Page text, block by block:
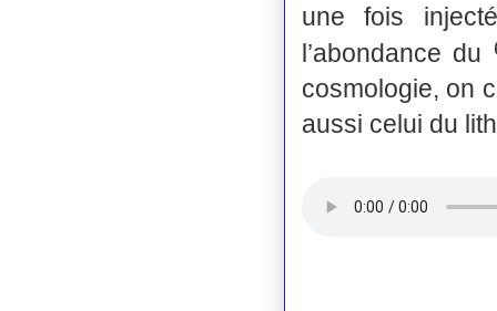
une fois
l’abondance du
cosmologie, on
aussi celui du